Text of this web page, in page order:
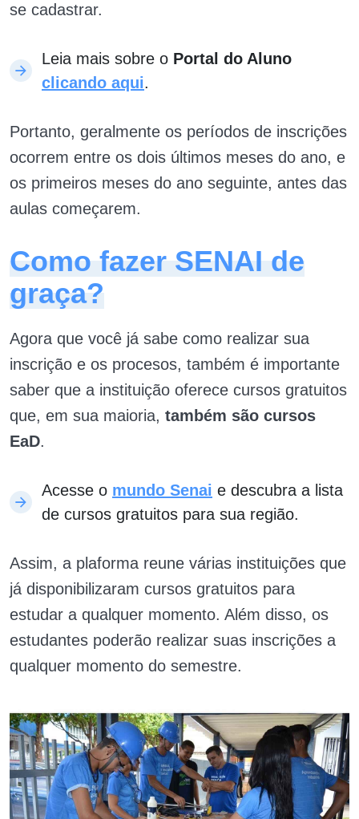
se cadastrar.
Leia mais sobre o Portal do Aluno
clicando aqui.
Portanto, geralmente os períodos de inscrições
ocorrem entre os dois últimos meses do ano, e
os primeiros meses do ano seguinte, antes das
aulas começarem.
Como fazer SENAI de
graça?
Agora que você já sabe como realizar sua
inscrição e os procesos, também é importante
saber que a instituição oferece cursos gratuitos
que, em sua maioria, também são cursos
EaD.
Acesse o mundo Senai e descubra a lista
de cursos gratuitos para sua região.
Assim, a plaforma reune várias instituições que
já disponibilizaram cursos gratuitos para
estudar a qualquer momento. Além disso, os
estudantes poderão realizar suas inscrições a
qualquer momento do semestre.